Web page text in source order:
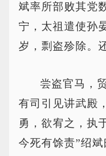
斌率所部败其党
宁，太祖遣使孙
岁，剽盗殄除。
尝盗官马，
有司引见讲武殿
勇，欲宥之，执
今死有馀责”绍